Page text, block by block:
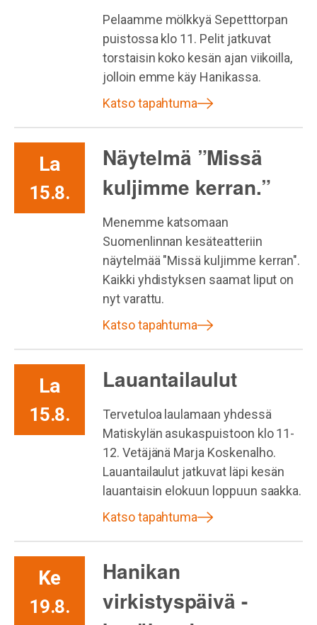
Pelaamme mölkkyä Sepetttorpan
puistossa klo 11. Pelit jatkuvat
torstaisin koko kesän ajan viikoilla,
jolloin emme käy Hanikassa.
Katso tapahtuma
La
15.8.
Näytelmä ”Missä
kuljimme kerran.”
Menemme katsomaan
Suomenlinnan kesäteatteriin
näytelmää "Missä kuljimme kerran".
Kaikki yhdistyksen saamat liput on
nyt varattu.
Katso tapahtuma
La
15.8.
Lauantailaulut
Tervetuloa laulamaan yhdessä
Matiskylän asukaspuistoon klo 11-
12. Vetäjänä Marja Koskenalho.
Lauantailaulut jatkuvat läpi kesän
lauantaisin elokuun loppuun saakka.
Katso tapahtuma
Ke
19.8.
Hanikan
virkistyspäivä -